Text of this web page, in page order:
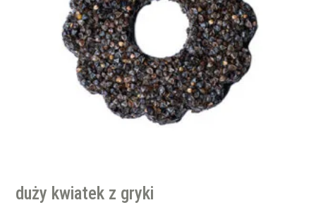
duży kwiatek z gryki